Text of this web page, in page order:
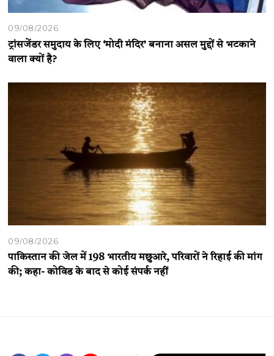
09/08/2026
ट्रांसजेंडर समुदाय के लिए ‘मोदी मंदिर’ बनाना असल मुद्दों से भटकाने
वाला क्यों है?
09/08/2026
पाकिस्तान की जेल में 198 भारतीय मछुआरे, परिवारों ने रिहाई की मांग
की; कहा- कोविड के बाद से कोई संपर्क नहीं